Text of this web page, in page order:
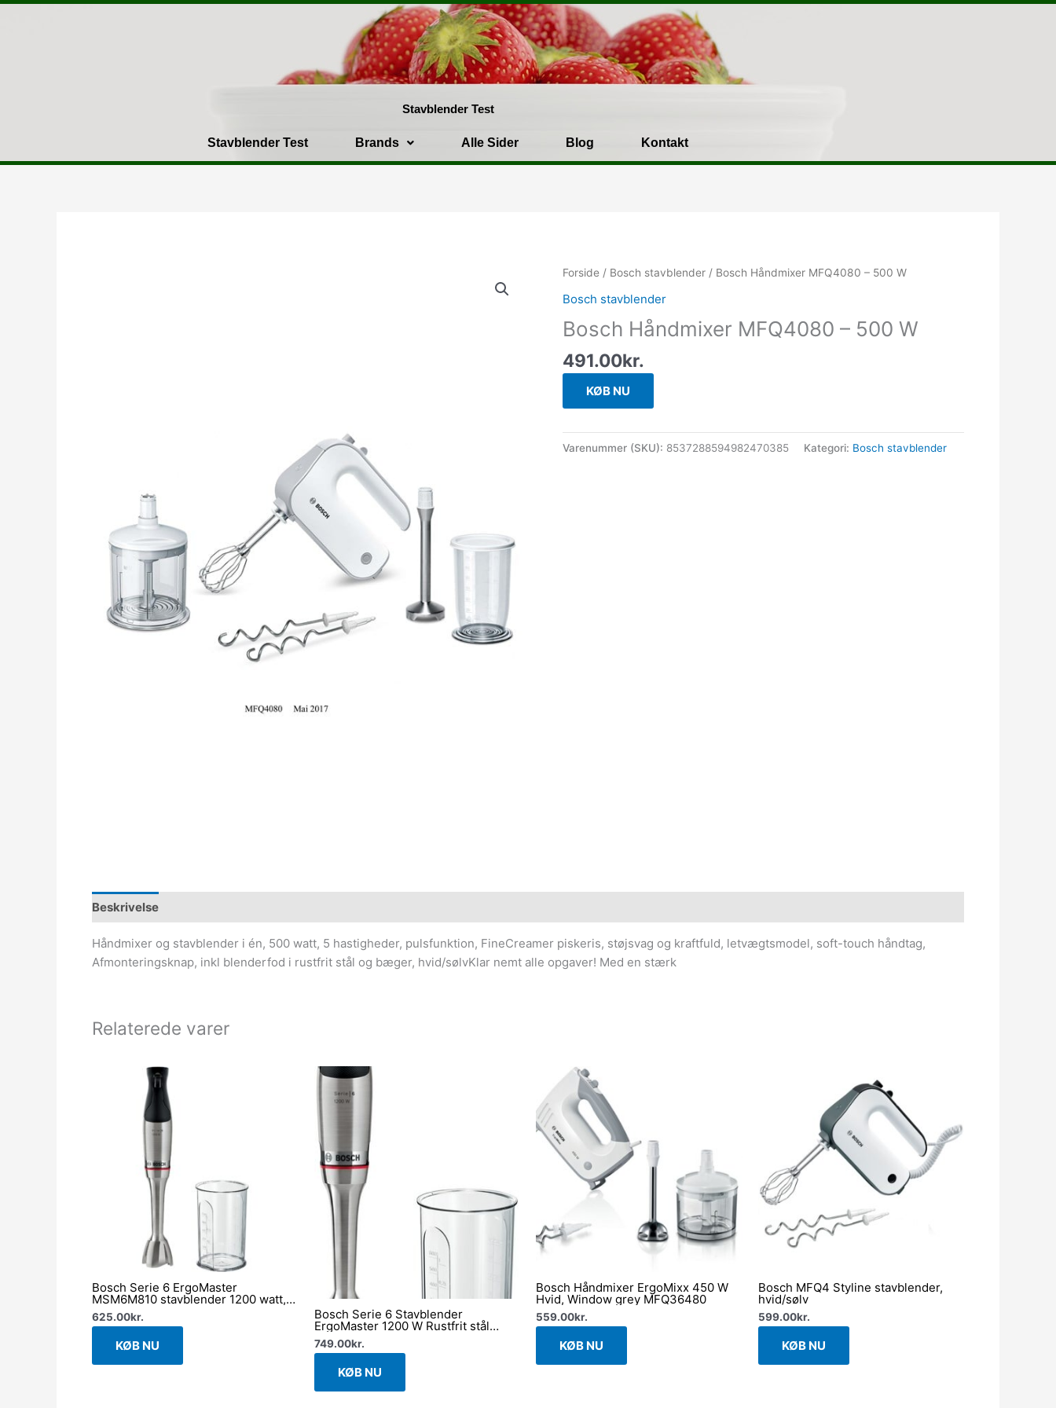
Gå
Stavblender Test
Stavblender Test Brands Alle Sider Blog Kontakt
Forside / Bosch stavblender / Bosch Håndmixer MFQ4080 – 500 W
Bosch stavblender
Bosch Håndmixer MFQ4080 – 500 W
491.00kr.
KØB NU
Varenummer (SKU): 8537288594982470385 Kategori: Bosch stavblender
Beskrivelse
Håndmixer og stavblender i én, 500 watt, 5 hastigheder, pulsfunktion, FineCreamer piskeris, støjsvag og kraftfuld, letvægtsmodel, soft-touch håndtag,
Afmonteringsknap, inkl blenderfod i rustfrit stål og bæger, hvid/sølvKlar nemt alle opgaver! Med en stærk
Relaterede varer
Bosch Serie 6 ErgoMaster
MSM6M810 stavblender 1200 watt,
rustfrit stål
625.00kr.
KØB NU
Bosch Serie 6 Stavblender
ErgoMaster 1200 W Rustfrit stål
MSM6M810
749.00kr.
KØB NU
Bosch Håndmixer ErgoMixx 450 W
Hvid, Window grey MFQ36480
559.00kr.
KØB NU
Bosch MFQ4 Styline stavblender,
hvid/sølv
599.00kr.
KØB NU